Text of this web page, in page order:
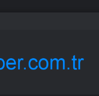
TL ceza kesildi